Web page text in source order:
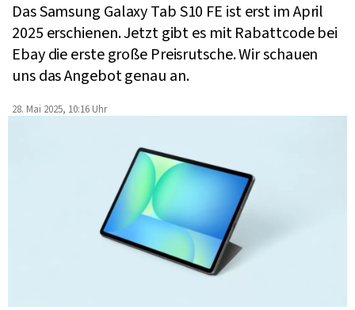
Das Samsung Galaxy Tab S10 FE ist erst im April
2025 erschienen. Jetzt gibt es mit Rabattcode bei
Ebay die erste große Preisrutsche. Wir schauen
uns das Angebot genau an.
28. Mai 2025, 10:16 Uhr